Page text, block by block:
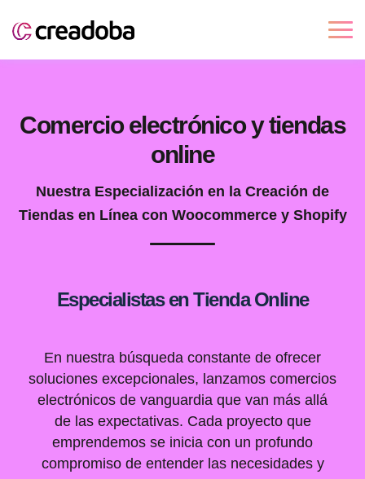
Comercio electrónico y tiendas
online
Nuestra Especialización en la Creación de
Tiendas en Línea con Woocommerce y Shopify
Especialistas en Tienda Online
En nuestra búsqueda constante de ofrecer
soluciones excepcionales, lanzamos comercios
electrónicos de vanguardia que van más allá
de las expectativas. Cada proyecto que
emprendemos se inicia con un profundo
compromiso de entender las necesidades y